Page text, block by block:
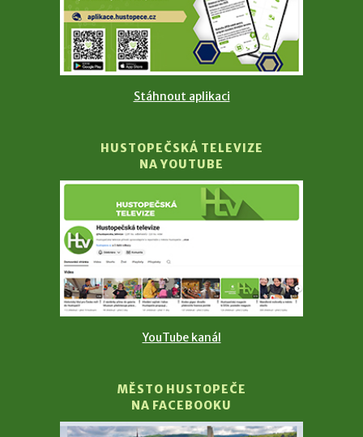
Stáhnout aplikaci
HUSTOPEČSKÁ TELEVIZE
NA YOUTUBE
YouTube kanál
MĚSTO HUSTOPEČE
NA FACEBOOKU